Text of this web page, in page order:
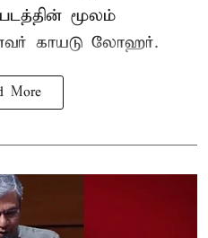
மூலம்
காயடு லோஹர்.
More